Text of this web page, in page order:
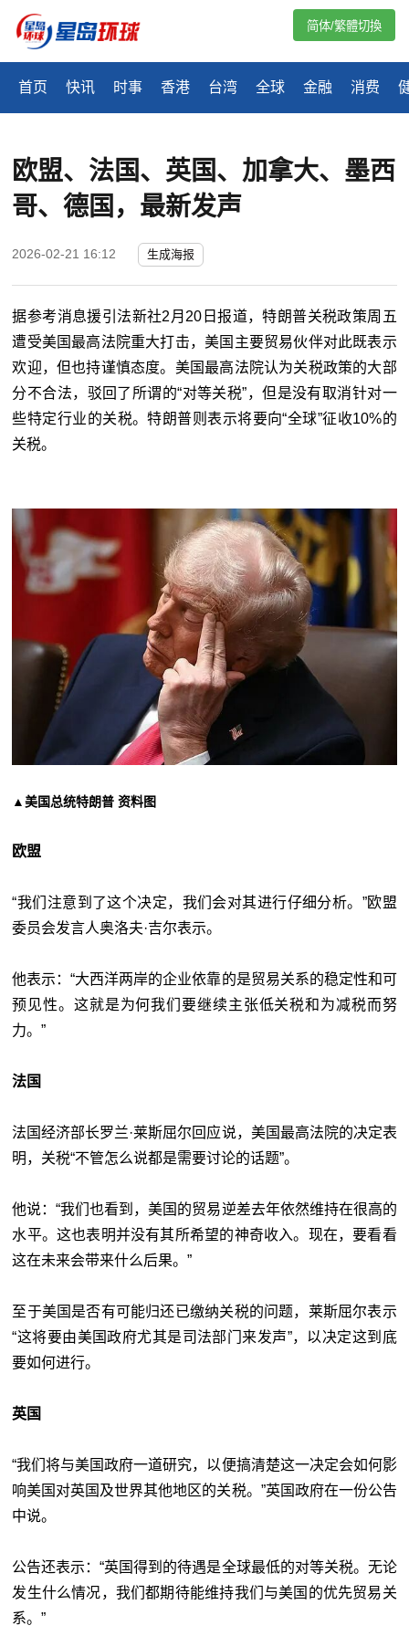
首页 快讯 时事 香港 台湾 全球 金融 消费
简体/繁體切換
欧盟、法国、英国、加拿大、墨西
哥、德国，最新发声
2026-02-21 16:12 生成海报
据参考消息援引法新社2月20日报道，特朗普关税政策周五
遭受美国最高法院重大打击，美国主要贸易伙伴对此既表示
欢迎，但也持谨慎态度。美国最高法院认为关税政策的大部
分不合法，驳回了所谓的“对等关税”，但是没有取消针对一
些特定行业的关税。特朗普则表示将要向“全球”征收10%的
关税。
▲美国总统特朗普 资料图
欧盟
“我们注意到了这个决定，我们会对其进行仔细分析。”欧盟
委员会发言人奥洛夫·吉尔表示。
他表示：“大西洋两岸的企业依靠的是贸易关系的稳定性和可
预见性。这就是为何我们要继续主张低关税和为减税而努
力。”
法国
法国经济部长罗兰·莱斯屈尔回应说，美国最高法院的决定表
明，关税“不管怎么说都是需要讨论的话题”。
他说：“我们也看到，美国的贸易逆差去年依然维持在很高的
水平。这也表明并没有其所希望的神奇收入。现在，要看看
这在未来会带来什么后果。”
至于美国是否有可能归还已缴纳关税的问题，莱斯屈尔表示
“这将要由美国政府尤其是司法部门来发声”，以决定这到底
要如何进行。
英国
“我们将与美国政府一道研究，以便搞清楚这一决定会如何影
响美国对英国及世界其他地区的关税。”英国政府在一份公告
中说。
公告还表示：“英国得到的待遇是全球最低的对等关税。无论
发生什么情况，我们都期待能维持我们与美国的优先贸易关
系。”